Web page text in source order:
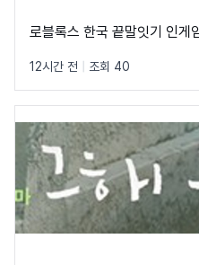
로블록스 한국 끝말잇기 인게
12시간 전 조회 40